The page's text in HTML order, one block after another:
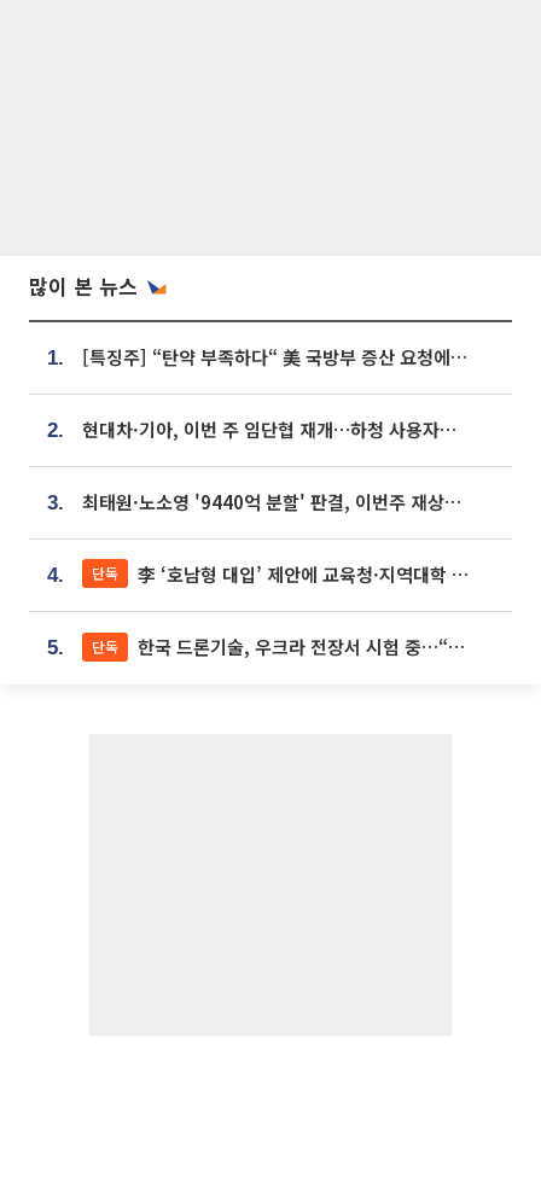
많이 본 뉴스
1. [특징주] “탄약 부족하다“ 美 국방부 증산 요청에⋯국내 방산주 급등세
2. 현대차·기아, 이번 주 임단협 재개…하청 사용자성 재심도 ‘변수’
3. 최태원·노소영 '9440억 분할' 판결, 이번주 재상고 여부 주목
4. 단독 李 ‘호남형 대입’ 제안에 교육청·지역대학 서·논술형 입시 연계 '착수'
5. 단독 한국 드론기술, 우크라 전장서 시험 중…“스타트업 여러 곳 참여”